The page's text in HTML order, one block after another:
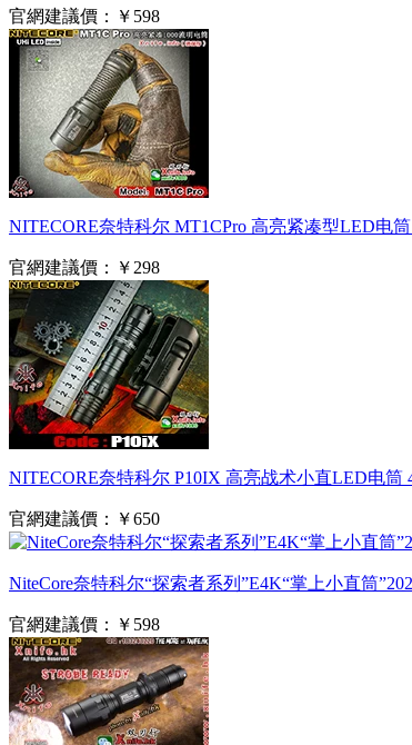
官網建議價： ￥598
NITECORE奈特科尔 MT1CPro 高亮紧凑型LED电
官網建議價： ￥298
NITECORE奈特科尔 P10IX 高亮战术小直LED电筒
官網建議價： ￥650
NiteCore奈特科尔“探索者系列”E4K“掌上小直筒
官網建議價： ￥598